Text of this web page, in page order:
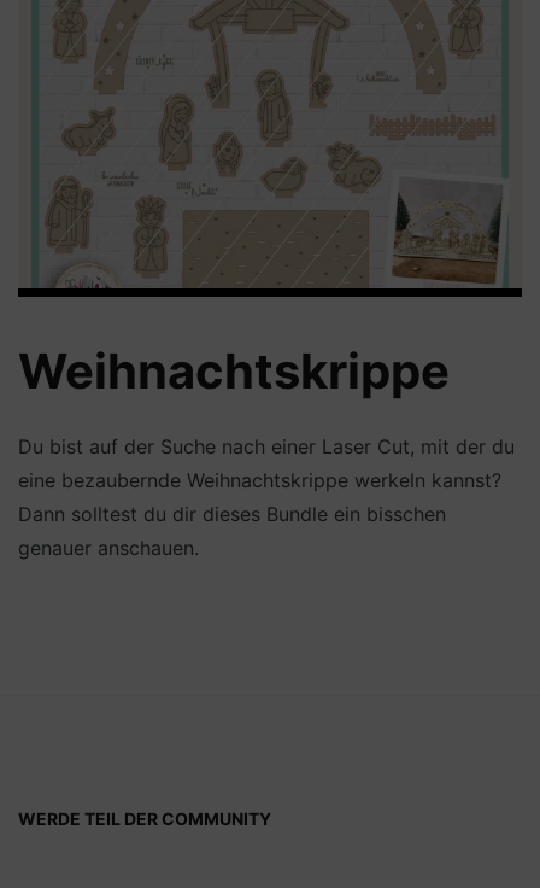
Weihnachtskrippe
Du bist auf der Suche nach einer Laser Cut, mit der du
eine bezaubernde Weihnachtskrippe werkeln kannst?
Dann solltest du dir dieses Bundle ein bisschen
genauer anschauen.
WERDE TEIL DER COMMUNITY